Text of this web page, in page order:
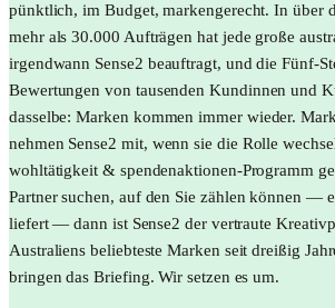
pünktlich, im Budget, markengerecht. In über
mehr als 30.000 Aufträgen hat jede große
irgendwann Sense2 beauftragt, und die Fünf-
Bewertungen von tausenden Kundinnen und
dasselbe: Marken kommen immer wieder.
nehmen Sense2 mit, wenn sie die Rolle
wohltätigkeit & spendenaktionen-Programm
Partner suchen, auf den Sie zählen können —
liefert — dann ist Sense2 der vertraute
Australiens beliebteste Marken seit dreißig
bringen das Briefing. Wir setzen es um.